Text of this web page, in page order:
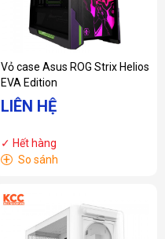
Vỏ case Asus ROG Strix Helios
EVA Edition
LIÊN HỆ
✓ Hết hàng
+ So sánh